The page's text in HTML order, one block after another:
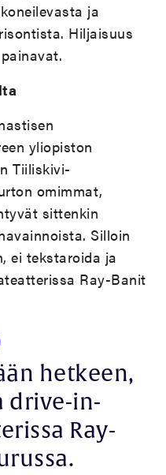
ja
Hiljaisuus
yliopiston
Tiiliskivi-
omimmat,
sittenkin
Silloin
ei tekstaroida ja
Ray-Banit
hetkeen,
drive-in-
Ray-